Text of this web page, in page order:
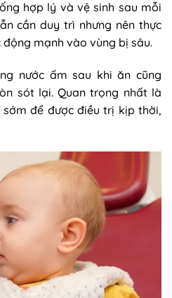
hợp lý và vệ sinh sau mỗi
cần duy trì nhưng nên thực
mạnh vào vùng bị sâu.
nước ấm sau khi ăn cũng
sót lại. Quan trọng nhất là
để được điều trị kịp thời,